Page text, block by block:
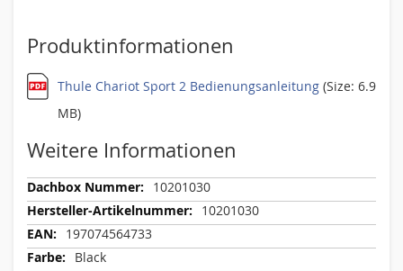
Produktinformationen
Thule Chariot Sport 2 Bedienungsanleitung (Size: 6.9
MB)
Weitere Informationen
Weitere
Informationen
10201030
10201030
197074564733
Black